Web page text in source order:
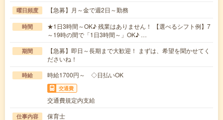
曜日頻度 【急募】月～金で週2日～勤務
時間
★1日3時間～OK♪ 残業はありません！ 【選べるシフト例】7
～19時の間で「1日3時間～」OK♪ …
期間
【急募】即日～長期まで大歓迎！ まずは、希望を聞かせてく
ださいね！
時給 時給1700円～ ◇日払いOK
交通費
交通費規定内支給
仕事内容
保育士